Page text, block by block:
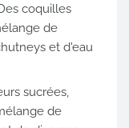
coquilles
de
et d'eau
sucrées,
de